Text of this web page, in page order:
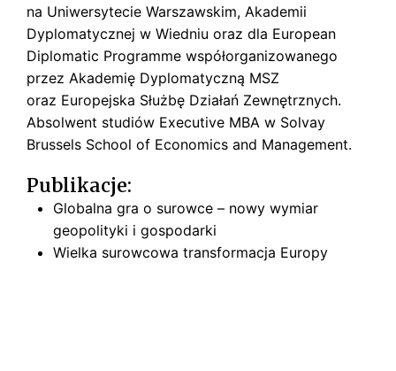
na Uniwersytecie Warszawskim, Akademii
Dyplomatycznej w Wiedniu oraz dla European
Diplomatic Programme współorganizowanego
przez Akademię Dyplomatyczną MSZ
oraz Europejska Służbę Działań Zewnętrznych.
Absolwent studiów Executive MBA w Solvay
Brussels School of Economics and Management.
Publikacje:
Globalna gra o surowce – nowy wymiar
geopolityki i gospodarki
Wielka surowcowa transformacja Europy